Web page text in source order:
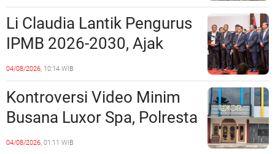
Miliaran Rupiah, Laporan ke
Polda Kepri Jalan di
Tempat?
Li Claudia Lantik Pengurus
IPMB 2026-2030, Ajak
Perkuat Kerukunan dan
Sinergi dengan Pemko
Batam
04/08/2026, 10:14 WIB
Kontroversi Video Minim
Busana Luxor Spa, Polresta
Barelang Usut Tuntas
04/08/2026, 01:11 WIB